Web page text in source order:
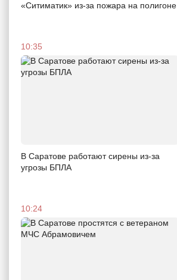
«Ситиматик» из-за пожара на полигоне
10:35
В Саратове работают сирены из-за
угрозы БПЛА
10:24